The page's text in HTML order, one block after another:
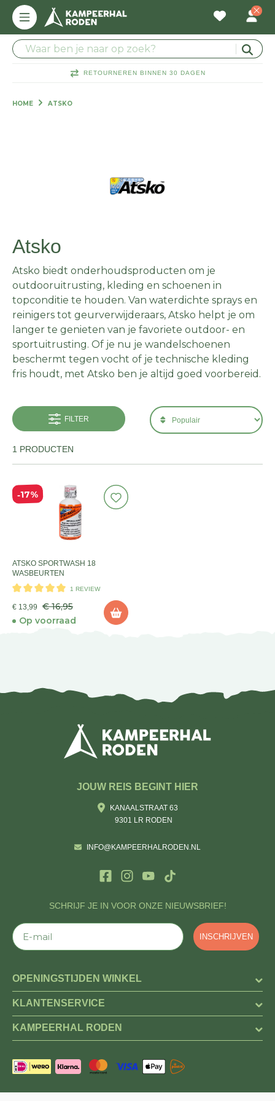
RETOURNEREN BINNEN 30 DAGEN
HOME ATSKO
Atsko
Atsko biedt onderhoudsproducten om je
outdooruitrusting, kleding en schoenen in
topconditie te houden. Van waterdichte sprays en
reinigers tot geurverwijderaars, Atsko helpt je om
langer te genieten van je favoriete outdoor- en
sportuitrusting. Of je nu je wandelschoenen
beschermt tegen vocht of je technische kleding
fris houdt, met Atsko ben je altijd goed voorbereid.
FILTER
1 PRODUCTEN
17%
ATSKO SPORTWASH 18
WASBEURTEN
1 REVIEW
€ 13,99
€ 16,95
Op voorraad
SCHRIJF JE IN VOOR ONZE NIEUWSBRIEF!
E-mail
INSCHRIJVEN
JOUW REIS BEGINT HIER
KANAALSTRAAT 63
9301 LR RODEN
INFO@KAMPEERHALRODEN.NL
OPENINGSTIJDEN WINKEL
KLANTENSERVICE
KAMPEERHAL RODEN